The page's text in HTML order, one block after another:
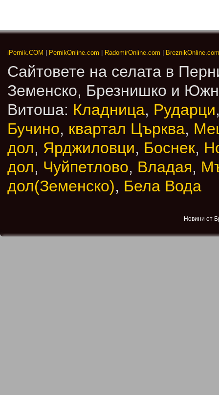
iPernik.COM | PernikOnline.com | RadomirOnline.com | BreznikOnline.com
Сайтовете на селата в
Земенско, Брезнишко и
Витоша: Кладница, Рударци
Бучино, квартал Църква,
дол, Ярджиловци, Боснек,
дол, Чуйпетлово, Владая,
дол(Земенско), Бела Вода
Новини от